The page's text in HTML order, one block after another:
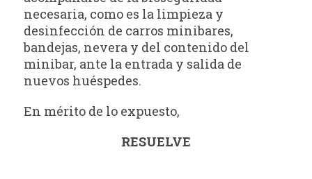
necesaria, como es la limpieza y
desinfección de carros minibares,
bandejas, nevera y del contenido del
minibar, ante la entrada y salida de
nuevos huéspedes.
En mérito de lo expuesto,
RESUELVE